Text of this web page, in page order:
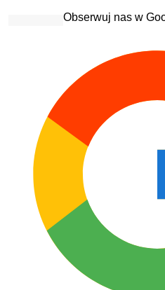
Obserwuj nas w